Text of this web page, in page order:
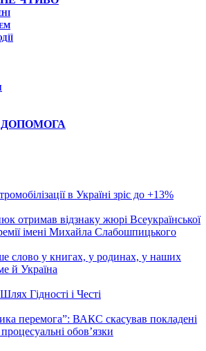
в Україні зріс до +13%
отримав відзнаку жюрі Всеукраїнської
імені Михайла Слабошпицького
слово у книгах, у родинах, у наших
й Україна
Гідності і Честі
перемога”: ВАКС скасував покладені
обов’язки